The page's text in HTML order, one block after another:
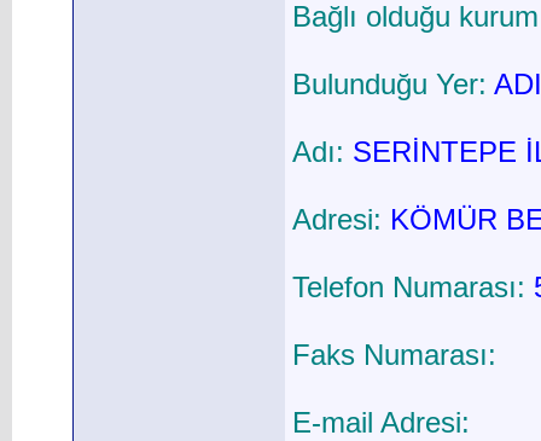
Bağlı olduğu
Bulunduğu Yer:
Adı: SERİNTEPE
Adresi: KÖMÜR
Telefon Numarası:
Faks Numarası:
E-mail Adresi: